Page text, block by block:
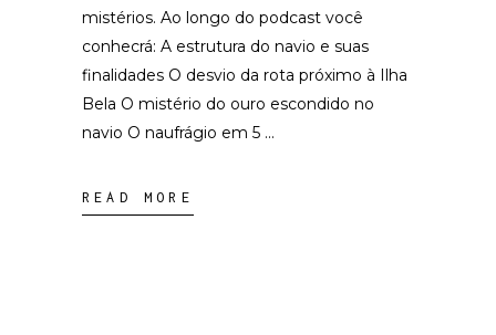
mistérios. Ao longo do podcast você
conhecrá: A estrutura do navio e suas
finalidades O desvio da rota próximo à Ilha
Bela O mistério do ouro escondido no
navio O naufrágio em 5
READ MORE